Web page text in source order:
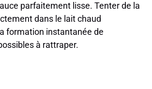
parfaitement lisse. Tenter de la
dans le lait chaud
formation instantanée de
à rattraper.